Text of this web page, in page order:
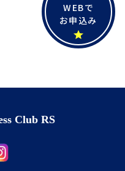
WEBで
お申込み
Club RS